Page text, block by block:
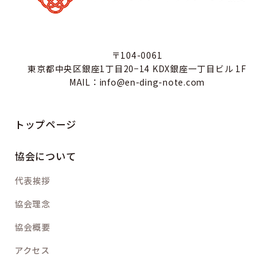
〒104-0061
東京都中央区銀座1丁目20−14 KDX銀座一丁目ビル 1F
MAIL：info@en-ding-note.com
トップページ
協会について
代表挨拶
協会理念
協会概要
アクセス